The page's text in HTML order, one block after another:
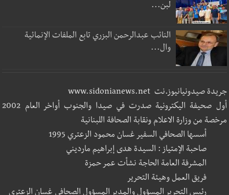
لبن...
النائب عبدالرحمن البزري تابع الملفات الإنمائية
وال...
جريدة صيدونيانيوز.نت www.sidonianews.net
أول صحيفة اليكترونية صدرت في صيدا والجنوب أواخر العام 2002
مرخصة من وزارة الاعلام ونقابة الصحافة اللبنانية
أسسها الصحافي السفير غسان محمود الزعتري 1995
صاحبة الإمتياز : السيدة هدى إبراهيم مارديني
المشرفة العامة الحاجة نشأت عمر حمزة
فريق العمل وهيئة التحرير
رئيس التحرير المسؤول والمدير المسؤول الصحافي غسان الزعتري